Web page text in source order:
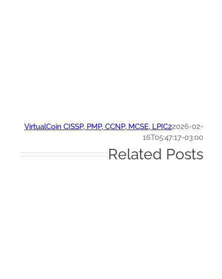
VirtualCoin CISSP, PMP, CCNP, MCSE, LPIC22026-
16T05:47:17-
Related